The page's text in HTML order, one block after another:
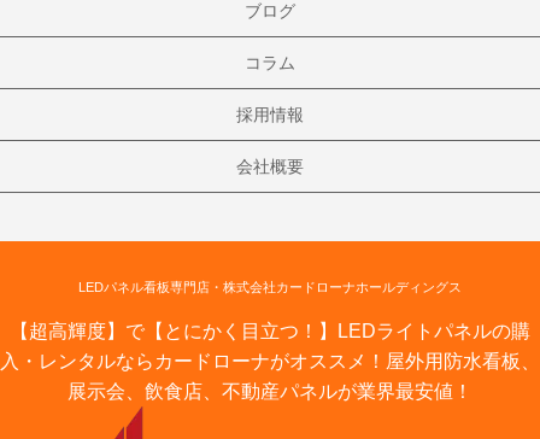
ブログ
コラム
採用情報
会社概要
LEDパネル看板専門店・株式会社カードローナホールディングス
【超高輝度】で【とにかく目立つ！】LEDライトパネルの購
入・レンタルならカードローナがオススメ！屋外用防水看板、
展示会、飲食店、不動産パネルが業界最安値！